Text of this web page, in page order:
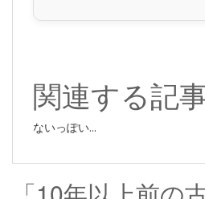
関連する記事
ないっぽい...